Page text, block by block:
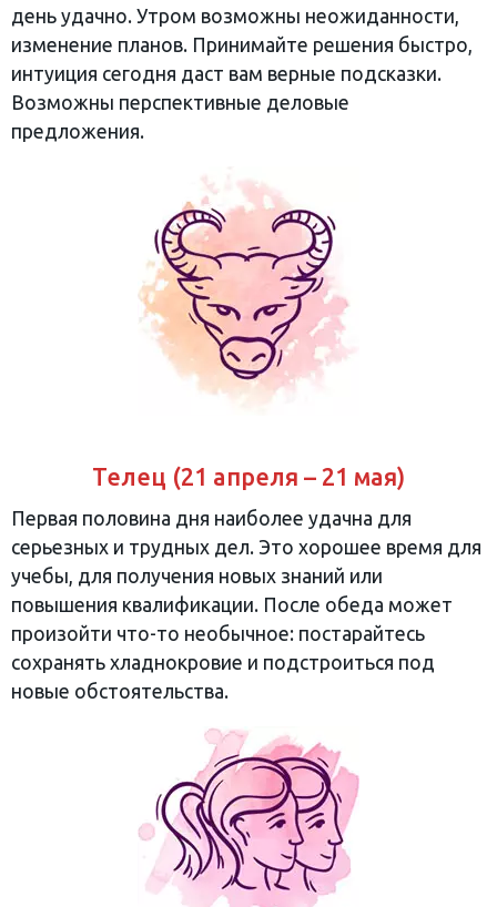
день удачно. Утром возможны неожиданности,
изменение планов. Принимайте решения быстро,
интуиция сегодня даст вам верные подсказки.
Возможны перспективные деловые
предложения.
Телец (21 апреля – 21 мая)
Первая половина дня наиболее удачна для
серьезных и трудных дел. Это хорошее время для
учебы, для получения новых знаний или
повышения квалификации. После обеда может
произойти что-то необычное: постарайтесь
сохранять хладнокровие и подстроиться под
новые обстоятельства.